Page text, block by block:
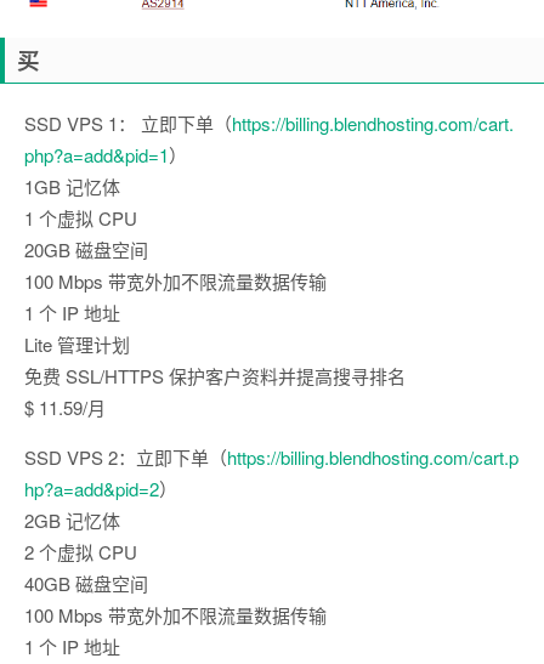
买
SSD VPS 1： 立即下单（https://billing.blendhosting.com/cart.
php?a=add&pid=1）
1GB 记忆体
1 个虚拟 CPU
20GB 磁盘空间
100 Mbps 带宽外加不限流量数据传输
1 个 IP 地址
Lite 管理计划
免费 SSL/HTTPS 保护客户资料并提高搜寻排名
$ 11.59/月
SSD VPS 2：立即下单（https://billing.blendhosting.com/cart.p
hp?a=add&pid=2）
2GB 记忆体
2 个虚拟 CPU
40GB 磁盘空间
100 Mbps 带宽外加不限流量数据传输
1 个 IP 地址